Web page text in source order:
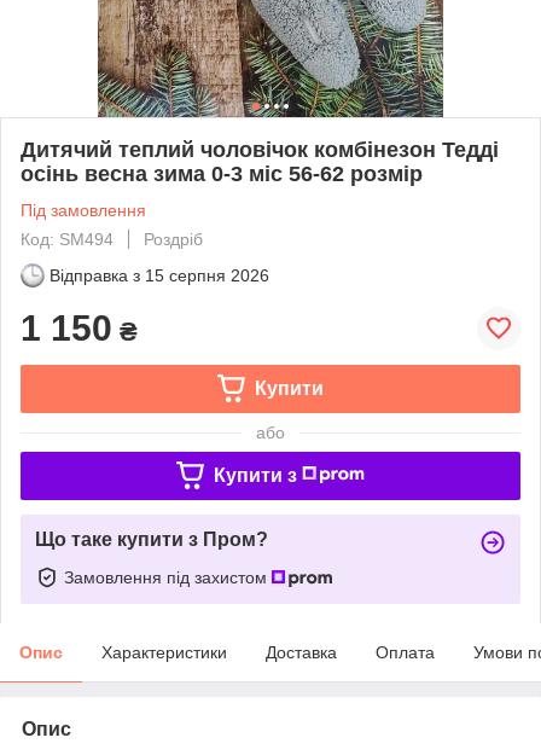
Дитячий теплий чоловічок комбінезон Тедді
осінь весна зима 0-3 міс 56-62 розмір
Під замовлення
Код: SM494
Роздріб
Відправка з 15 серпня 2026
1 150 ₴
Купити
або
Купити з
Що таке купити з Пром?
Замовлення під захистом
Опис Характеристики Доставка Оплата Умови
Опис